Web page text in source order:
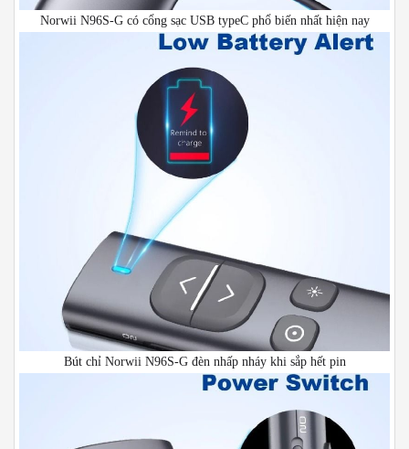
Norwii N96S-G có cổng sạc USB typeC phổ biến nhất hiện nay
Bút chỉ Norwii N96S-G đèn nhấp nháy khi sắp hết pin